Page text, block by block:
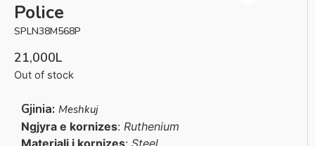
Police
SPLN38M568P
21,000L
Out of stock
Gjinia: Meshkuj
Ngjyra e kornizes: Ruthenium
Materiali i kornizes: Steel